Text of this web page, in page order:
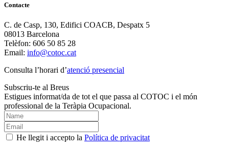
Contacte
C. de Casp, 130, Edifici COACB, Despatx 5
08013 Barcelona
Telèfon: 606 50 85 28
Email: info@cotoc.cat
Consulta l’horari d’atenció presencial
Subscriu-te al Breus
Estigues informat/da de tot el que passa al COTOC i el món
professional de la Teràpia Ocupacional.
He llegit i accepto la Política de privacitat